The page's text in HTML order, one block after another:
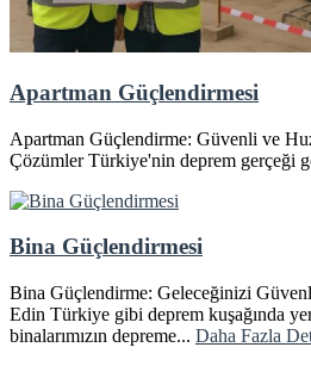
Apartman Güçlendirmesi
Apartman Güçlendirme: Güvenli ve
Çözümler Türkiye'nin deprem gerçeği
Bina Güçlendirmesi
Bina Güçlendirme: Geleceğinizi
Edin Türkiye gibi deprem kuşağında
binalarımızın depreme... Daha Fazla